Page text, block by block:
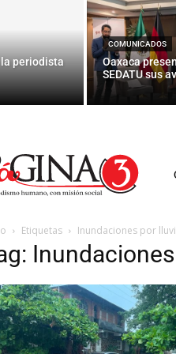
la periodista
COMUNICADOS
Oaxaca
SEDATU sus
Etiquetas Inundaciones por